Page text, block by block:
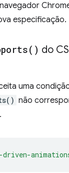
especificação.
) do
uma
não